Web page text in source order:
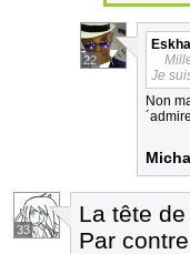
22
Je
Non
33
La tête
Par